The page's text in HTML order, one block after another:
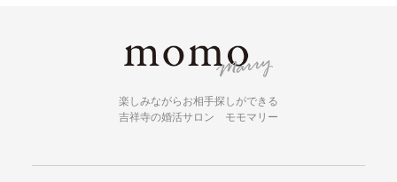
楽しみながらお相手探しができる
吉祥寺の婚活サロン モモマリー